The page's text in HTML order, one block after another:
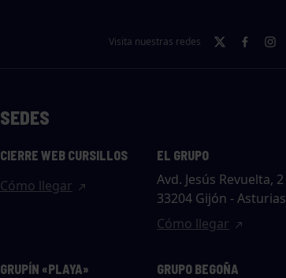
Visita nuestras redes
SEDES
CIERRE WEB CURSILLOS
Cómo llegar
EL GRUPO
Avd. Jesús Revuelta, 2
33204 Gijón - Asturias
Cómo llegar
GRUPÍN «PLAYA» GRUPO BEGOÑA